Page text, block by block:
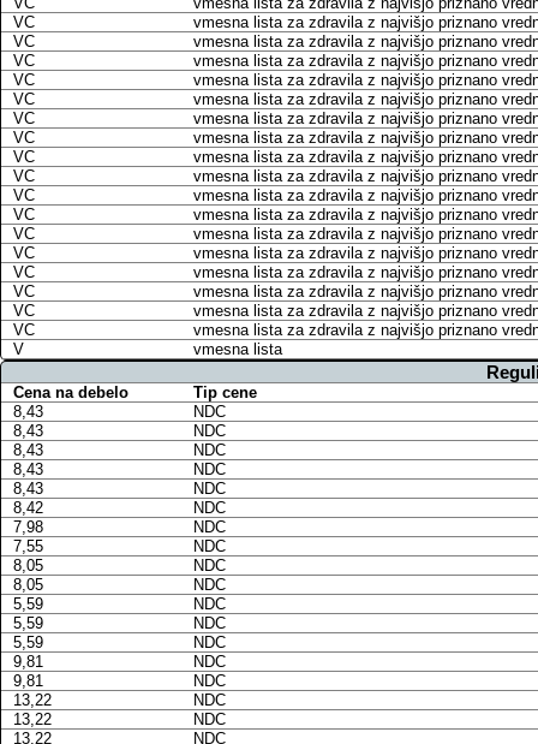
VC
vmesna lista za zdravila z najvišjo priznano
VC
vmesna lista za zdravila z najvišjo priznano
VC
vmesna lista za zdravila z najvišjo priznano
VC
vmesna lista za zdravila z najvišjo priznano
VC
vmesna lista za zdravila z najvišjo priznano
VC
vmesna lista za zdravila z najvišjo priznano
VC
vmesna lista za zdravila z najvišjo priznano
VC
vmesna lista za zdravila z najvišjo priznano
VC
vmesna lista za zdravila z najvišjo priznano
VC
vmesna lista za zdravila z najvišjo priznano
VC
vmesna lista za zdravila z najvišjo priznano
VC
vmesna lista za zdravila z najvišjo priznano
VC
vmesna lista za zdravila z najvišjo priznano
VC
vmesna lista za zdravila z najvišjo priznano
VC
vmesna lista za zdravila z najvišjo priznano
VC
vmesna lista za zdravila z najvišjo priznano
VC
vmesna lista za zdravila z najvišjo priznano
V
vmesna lista
Cena na debelo
Tip cene
8,43
NDC
8,43
NDC
8,43
NDC
8,43
NDC
8,43
NDC
8,42
NDC
7,98
NDC
7,55
NDC
8,05
NDC
8,05
NDC
5,59
NDC
5,59
NDC
5,59
NDC
9,81
NDC
9,81
NDC
13,22
NDC
13,22
NDC
13,22
NDC